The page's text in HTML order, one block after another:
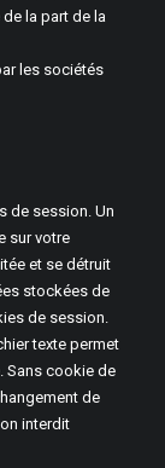
la part de la
les sociétés
de session. Un
sur votre
et se détruit
stockées de
de session.
texte permet
Sans cookie de
de
interdit